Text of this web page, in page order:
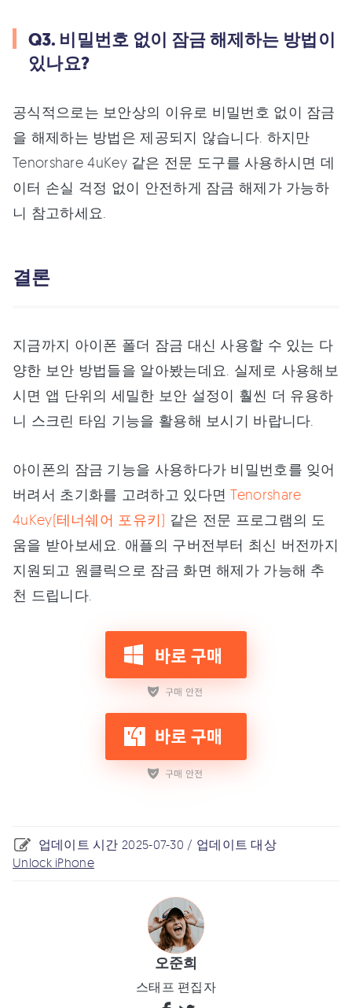
Q3. 비밀번호 없이 잠금 해제하는 방법이
있나요?
공식적으로는 보안상의 이유로 비밀번호 없이 잠금
을 해제하는 방법은 제공되지 않습니다. 하지만
Tenorshare 4uKey 같은 전문 도구를 사용하시면 데
이터 손실 걱정 없이 안전하게 잠금 해제가 가능하
니 참고하세요.
결론
지금까지 아이폰 폴더 잠금 대신 사용할 수 있는 다
양한 보안 방법들을 알아봤는데요. 실제로 사용해보
시면 앱 단위의 세밀한 보안 설정이 훨씬 더 유용하
니 스크린 타임 기능을 활용해 보시기 바랍니다.
아이폰의 잠금 기능을 사용하다가 비밀번호를 잊어
버려서 초기화를 고려하고 있다면Tenorshare
4uKey(테너쉐어 포유키) 같은 전문 프로그램의 도
움을 받아보세요. 애플의 구버전부터 최신 버전까지
지원되고 원클릭으로 잠금 화면 해제가 가능해 추
천 드립니다.
업데이트 시간 2025-07-30 / 업데이트 대상
Unlock iPhone
오준희
스태프 편집자